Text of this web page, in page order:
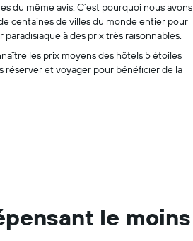
du même avis. C’est pourquoi nous avons
centaines de villes du monde entier pour
à des prix très raisonnables.
les prix moyens des hôtels 5 étoiles
réserver et voyager pour bénéficier de la
le moins